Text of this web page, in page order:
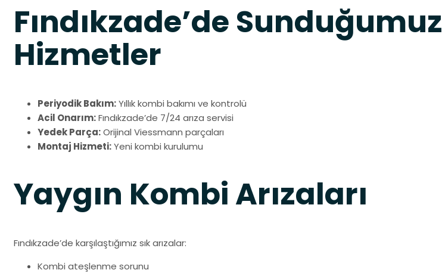
Fındıkzade’de Sunduğumuz
Hizmetler
Periyodik Bakım:Yıllık kombi bakımı ve kontrolü
Acil Onarım:Fındıkzade’de 7/24 arıza servisi
Yedek Parça:Orijinal Viessmann parçaları
Montaj Hizmeti:Yeni kombi kurulumu
Yaygın Kombi Arızaları
Fındıkzade’de karşılaştığımız sık arızalar:
Kombi ateşlenme sorunu